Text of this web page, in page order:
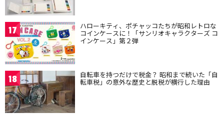
17 ハローキティ、ポチャッコたちが昭和レトロな
コインケースに！「サンリオキャラクターズ コ
インケース」第２弾
18 自転車を持つだけで税金？ 昭和まで続いた「自
転車税」の意外な歴史と脱税が横行した理由